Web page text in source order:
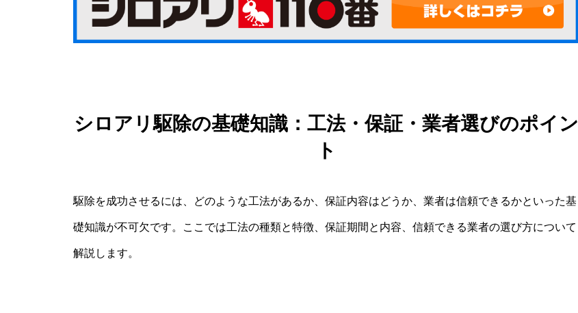
シロアリ駆除の基礎知識：工法・保証・業者選びのポイン
ト
駆除を成功させるには、どのような工法があるか、保証内容はどうか、業者は信頼できるかといった基
礎知識が不可欠です。ここでは工法の種類と特徴、保証期間と内容、信頼できる業者の選び方について
解説します。